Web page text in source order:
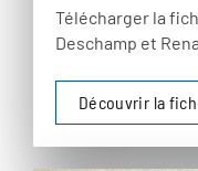
Télécharger la
Deschamp et
Découvrir la